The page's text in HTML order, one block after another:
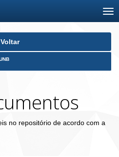
Voltar
no repositório de acordo com a